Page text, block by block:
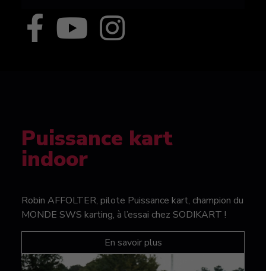
Puissance kart
indoor
Robin AFFOLTER, pilote Puissance kart, champion du
MONDE SWS karting, à l’essai chez SODIKART !
En savoir plus